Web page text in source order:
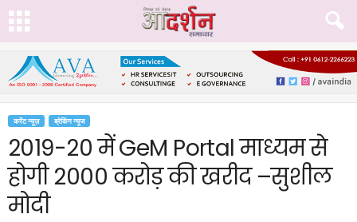
करेंट न्यूज़ ब्रेकिंग न्यूज
2019-20 में GeM Portal माध्यम से
होगी 2000 करोड़ की खरीद –सुशील
मोदी